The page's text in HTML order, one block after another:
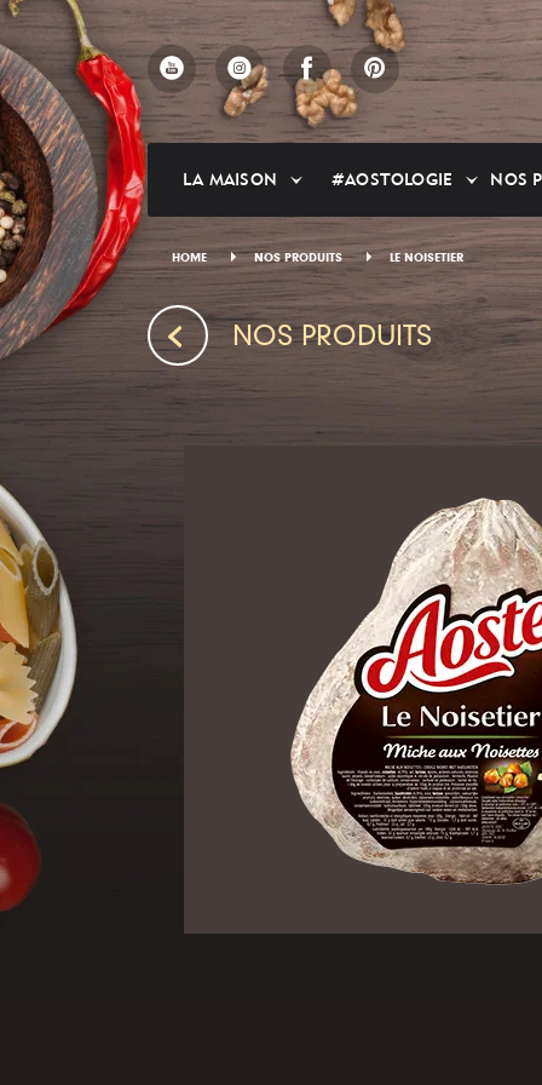
Skip
to
main
content
LA MAISON #AOSTOLOGIE NOS
HOME NOS PRODUITS LE NOISETIER
NOS PRODUITS